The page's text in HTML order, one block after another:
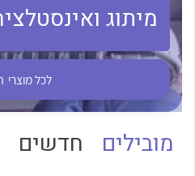
מיתוג
לכל מוצרי
מובילים חדשים